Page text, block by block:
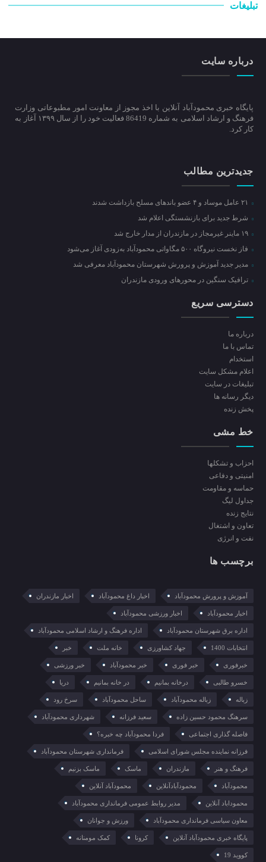
تبلیغات
درباره سایت
پایگاه خبری محمودآباد آنلاین با اخذ مجوز از معاونت امور مطبوعاتی وزارت
فرهنگ و ارشاد اسلامی به شماره 86419 فعالیت خود را از سال ۱۳۹۹ آغاز به
کار کرد.
جدیدترین مطالب
شرط جدید برای بازنشستگی اعلام شد
۱۹ ماینر غیرمجاز در مازندران از مدار خارج شد
فاز نخست نیروگاه ۵۰۰ مگاواتی محمودآباد به‌زودی آغاز می‌شود
مدیر جدید آموزش و پرورش شهرستان محمودآباد معرفی شد
ترافیک سنگین در محور‌های ورودی مازندران
دسترسی سریع
درباره ما
تماس با ما
استخدام
اعلام مشکل سایت
تبلیغات در سایت
ديگر رسانه ها
پخش زنده
خط مشی
احزاب و تشکلها
امنیتی و دفاعی
حماسه و مقاومت
جداول لیگ
نتایج زنده
تعاون و اشتغال
نفت و انرژی
برچسب ها
آموزش و پرورش محمودآباد اخبار داغ محمودآباد اخبار مازندران
اخبار محمودآباد اخبار ورزشی محمودآباد
اداره برق شهرستان محمودآباد اداره فرهنگ و ارشاد اسلامی محمودآباد
انتخابات 1400 جهاد کشاورزی خانه ملت خبر
خبرفوری خبر فوری خبر محمودآباد خبر ورزشی
خسرو طالبی درخانه بمانیم در خانه بمانیم دریا
زباله زباله محمودآباد ساحل محمودآباد سرخ رود
سرهنگ محمود حسین زاده سعید فرزانه شهرداری محمودآباد
فاصله گذاری اجتماعی فردا محمودآباد چه خبره؟
فرزانه نماینده مجلس شورای اسلامی فرمانداری شهرستان محمودآباد
فرهنگ و هنر مازندران ماسک ماسک بزنیم
محمودآباد محمودآبادآنلاین محمودآباد آنلاین
محموداباد آنلاین مدیر روابط عمومی فرمانداری محمودآباد
معاون سیاسی فرمانداری محمودآباد ورزش و جوانان
پایگاه خبری محمودآباد آنلاین کرونا کمک مومنانه
کووید 19